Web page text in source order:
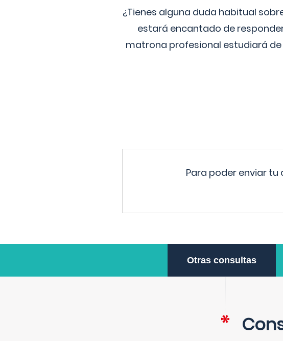
¿Tienes alguna duda habitual
estará encantado de
matrona profesional estudiará
Para poder enviar tu
Otras consultas